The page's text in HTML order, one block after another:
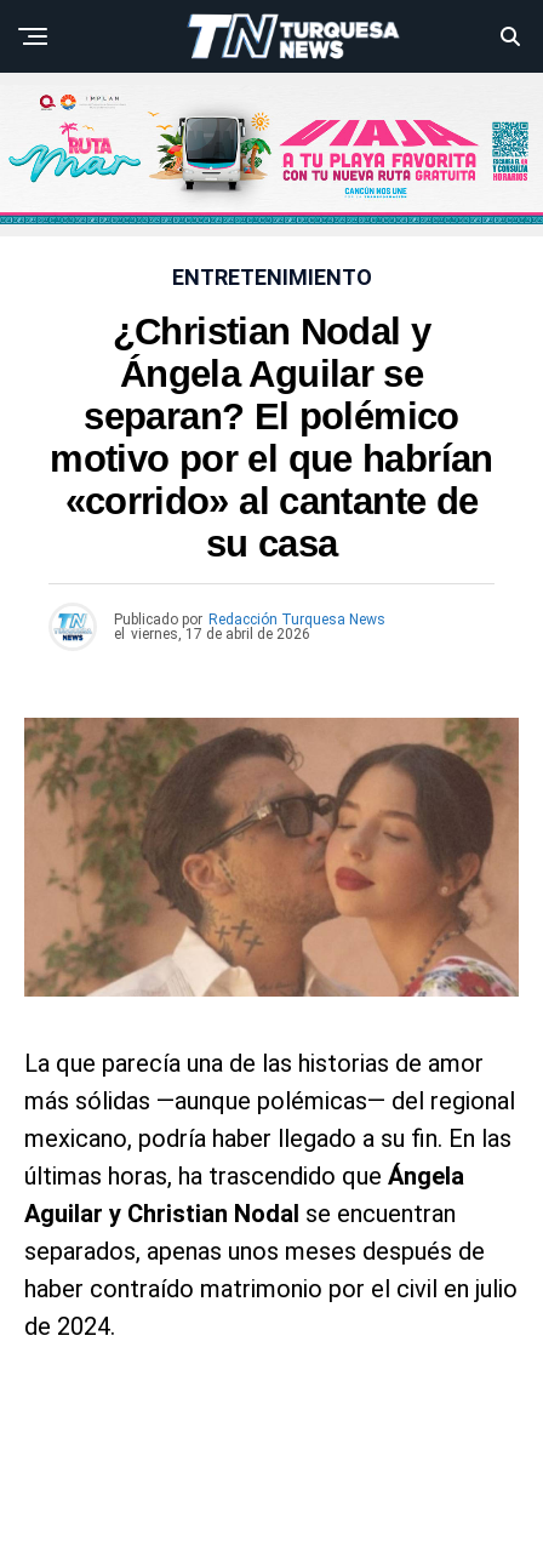
ENTRETENIMIENTO
¿Christian Nodal y
Ángela Aguilar se
separan? El polémico
motivo por el que habrían
«corrido» al cantante de
su casa
Publicado por Redacción Turquesa News
el viernes, 17 de abril de 2026
La que parecía una de las historias de amor
más sólidas —aunque polémicas— del regional
mexicano, podría haber llegado a su fin. En las
últimas horas, ha trascendido que Ángela
Aguilar y Christian Nodal se encuentran
separados, apenas unos meses después de
haber contraído matrimonio por el civil en julio
de 2024.